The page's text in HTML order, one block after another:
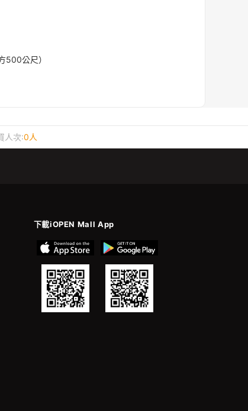
公尺）
人次:0人
下載iOPEN Mall App